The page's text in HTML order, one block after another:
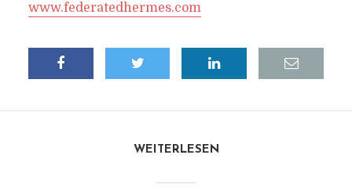
www.federatedhermes.com
WEITERLESEN